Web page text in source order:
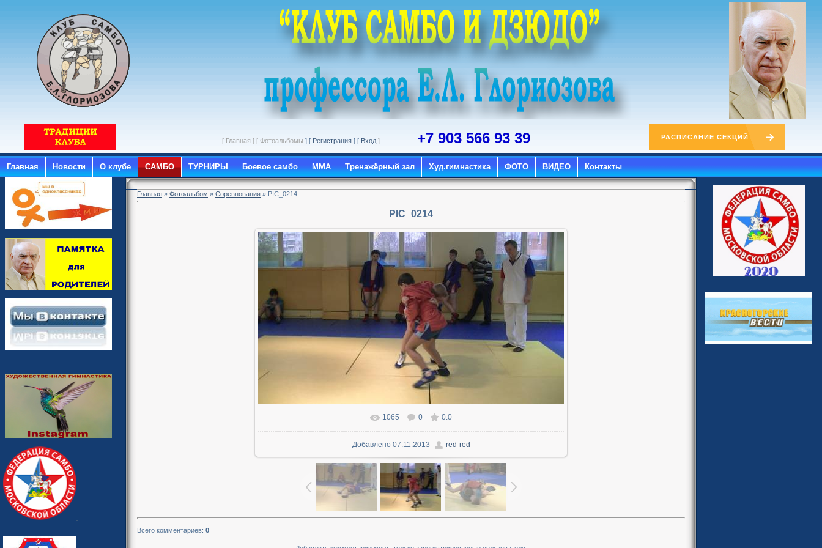
[ Главная ] [ Фотоальбомы ] [ Регистрация ] [ Вход ] +7 903 566 93 39 РАСПИСАНИЕ СЕКЦИЙ
Главная Новости О клубе САМБО ТУРНИРЫ Боевое самбо ММА Тренажёрный зал Худ.гимнастика ФОТО ВИДЕО Контакты
Главная » Фотоальбом » Соревнования » PIC_0214
PIC_0214
В реальном размере 1600x900
1065 0 0.0
Добавлено07.11.2013 red-red
Всего комментариев: 0